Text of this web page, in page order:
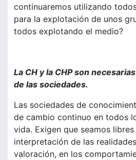
continuaremos utilizando
para la explotación de unos
todos explotando el medio?
La CH y la CHP son
de las sociedades.
Las sociedades de
de cambio continuo en todos
vida. Exigen que seamos
interpretación de las
valoración, en los